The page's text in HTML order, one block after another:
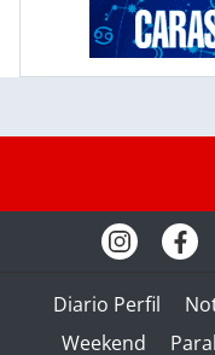
Diario Perfil
Weekend